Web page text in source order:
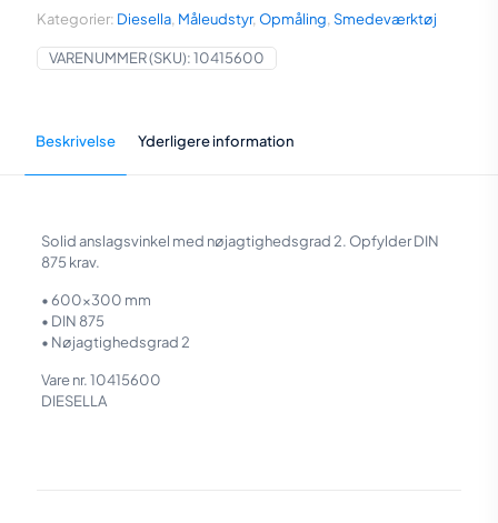
antal
VARENUMMER (SKU):10415600
Kategorier: Diesella, Måleudstyr, Opmåling, Smedeværktøj
Beskrivelse Yderligere information
Solid anslagsvinkel med nøjagtighedsgrad 2. Opfylder DIN
875 krav.
• 600×300 mm
• DIN 875
• Nøjagtighedsgrad 2
Vare nr. 10415600
DIESELLA